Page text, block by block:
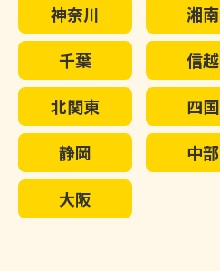
神奈川
湘南
千葉
信越
北関東
四国
静岡
中部
大阪